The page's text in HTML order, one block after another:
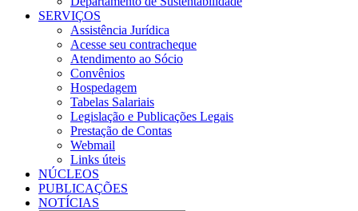
SERVIÇOS
Assistência Jurídica
Acesse seu contracheque
Atendimento ao Sócio
Convênios
Hospedagem
Tabelas Salariais
Legislação e Publicações Legais
Prestação de Contas
Webmail
Links úteis
NÚCLEOS
PUBLICAÇÕES
NOTÍCIAS